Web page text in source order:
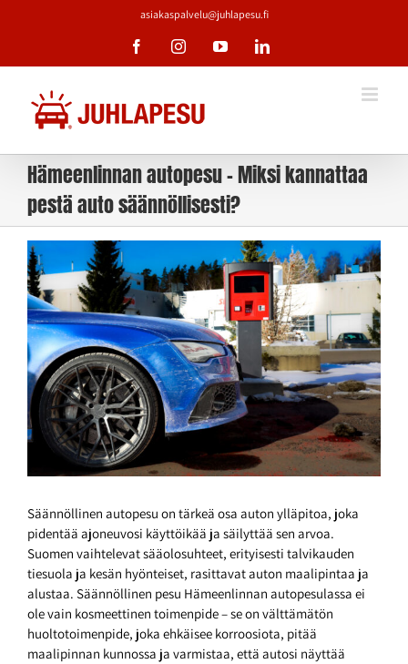
asiakaspalvelu@juhlapesu.fi
FacebookInstagramYouTubeLinkedIn
Hämeenlinnan autopesu – Miksi kannattaa
pestä auto säännöllisesti?
Katso
kuvaa
isompana
Säännöllinen autopesu on tärkeä osa auton ylläpitoa, joka
pidentää ajoneuvosi käyttöikää ja säilyttää sen arvoa.
Suomen vaihtelevat sääolosuhteet, erityisesti talvikauden
tiesuola ja kesän hyönteiset, rasittavat auton maalipintaa ja
alustaa. Säännöllinen pesu Hämeenlinnan autopesulassa ei
ole vain kosmeettinen toimenpide – se on välttämätön
huoltotoimenpide, joka ehkäisee korroosiota, pitää
maalipinnan kunnossa ja varmistaa, että autosi näyttää